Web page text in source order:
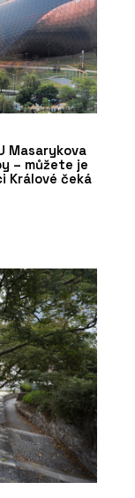
Masarykova
– můžete je
Králové čeká